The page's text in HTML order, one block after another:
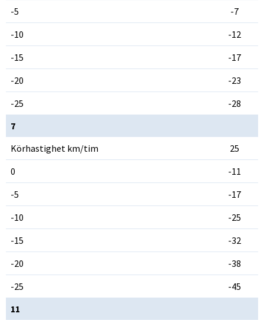
-5
-7
-10
-12
-15
-17
-20
-23
-25
-28
7
Körhastighet km/tim
25
0
-11
-5
-17
-10
-25
-15
-32
-20
-38
-25
-45
11